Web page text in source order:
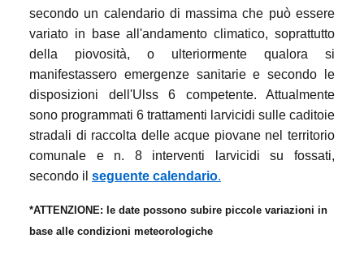
secondo un calendario di massima che può essere
variato in base all'andamento climatico, soprattutto
della piovosità, o ulteriormente qualora si
manifestassero emergenze sanitarie e secondo le
disposizioni dell'Ulss 6 competente. Attualmente
sono programmati 6 trattamenti larvicidi sulle caditoie
stradali di raccolta delle acque piovane nel territorio
comunale e n. 8 interventi larvicidi su fossati,
secondo il seguente calendario.
*ATTENZIONE: le date possono subire piccole variazioni in
base alle condizioni meteorologiche